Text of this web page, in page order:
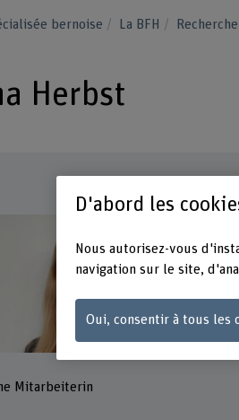
bernoise La BFH
Herbst
Mitarbeiterin
D'abord les
Nous autorisez-vous
navigation sur le site,
Oui, consentir à tous les